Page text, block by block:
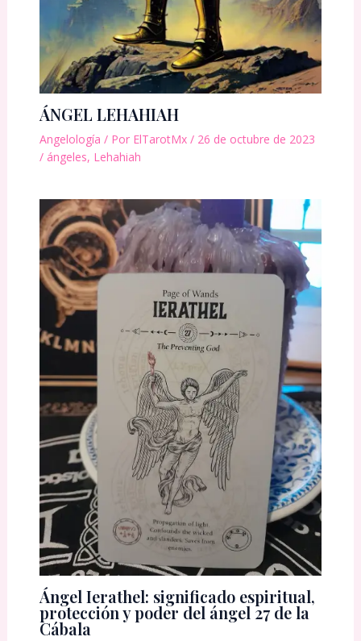
ÁNGEL LEHAHIAH
Angelología / Por ElTarotMx / 26 de octubre de 2023
/ ángeles, Lehahiah
Ángel Ierathel: significado espiritual,
protección y poder del ángel 27 de la
Cábala